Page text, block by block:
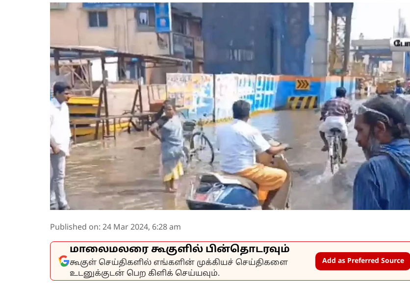
Published on: 24 Mar 2024, 6:28 am
மாலைமலரை கூகுளில் பின்தொடரவும்
கூகுள் செய்திகளில் எங்களின் முக்கியச் செய்திகளை
உடனுக்குடன் பெற கிளிக் செய்யவும்.
Add as Preferred Source